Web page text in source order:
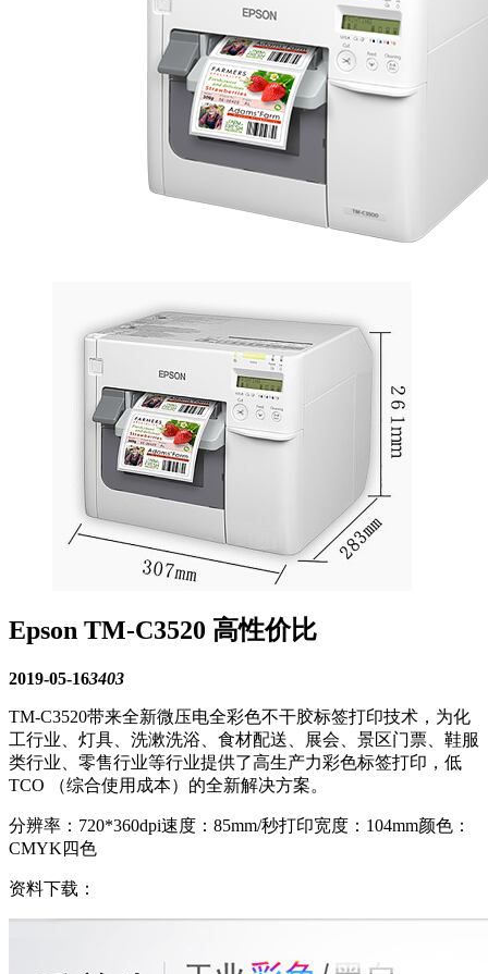
Epson TM-C3520 高性价比
2019-05-163403
TM-C3520带来全新微压电全彩色不干胶标签打印技术，为化
工行业、灯具、洗漱洗浴、食材配送、展会、景区门票、鞋服
类行业、零售行业等行业提供了高生产力彩色标签打印，低
TCO （综合使用成本）的全新解决方案。
分辨率：720*360dpi速度：85mm/秒打印宽度：104mm颜色：
CMYK四色
资料下载：